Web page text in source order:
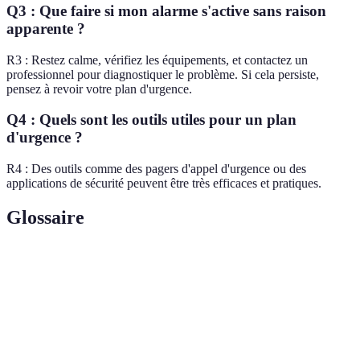
Q3 : Que faire si mon alarme s'active sans raison
apparente ?
R3 : Restez calme, vérifiez les équipements, et contactez un
professionnel pour diagnostiquer le problème. Si cela persiste,
pensez à revoir votre plan d'urgence.
Q4 : Quels sont les outils utiles pour un plan
d'urgence ?
R4 : Des outils comme des pagers d'appel d'urgence ou des
applications de sécurité peuvent être très efficaces et pratiques.
Glossaire